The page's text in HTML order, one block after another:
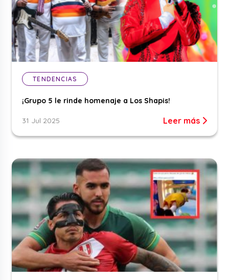
TENDENCIAS
¡Grupo 5 le rinde homenaje a Los Shapis!
31 Jul 2025 Leer más